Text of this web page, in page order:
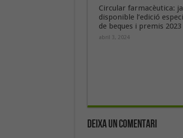
Circular farmacèutica: ja
disponible l’edició
de beques i premis 2023
abril 3, 2024
Deixa un Comentari